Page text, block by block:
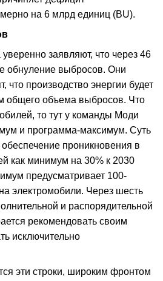
на 6 млрд единиц (BU).
заявляют, что через 46
обнуление выбросов. Они
что производство энергии будет
общего объема выбросов. Что
то тут у команды Моди
и программа-максимум. Суть
проникновения в
как минимум на 30% к 2030
предусматривает 100-
электромобили. Через шесть
и распорядительной
рекомендовать своим
исключительно
эти строки, широким фронтом